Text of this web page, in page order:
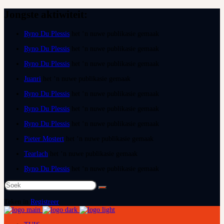
Ryno Du Plessis
Ryno Du Plessis
Ryno Du Plessis
Juanri
Ryno Du Plessis
Ryno Du Plessis
Ryno Du Plessis
Pieter Mostert
Tearlach
Ryno Du Plessis
Soek
na:
Registreer